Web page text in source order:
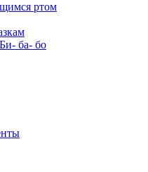
ртом
ба- бо